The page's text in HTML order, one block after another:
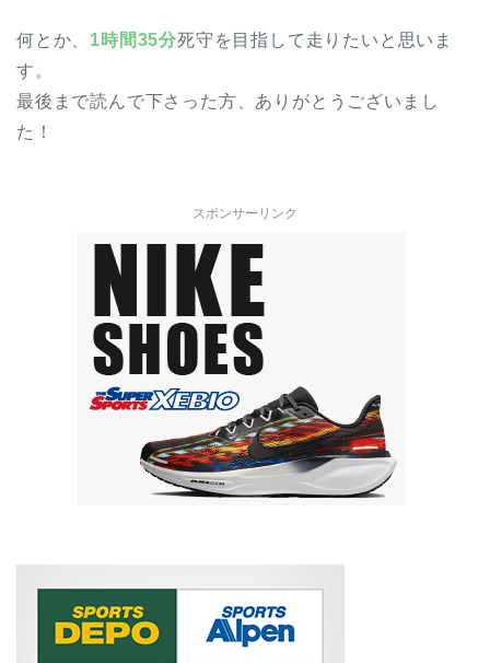
何とか、 1時間35分死守を目指して走りたいと思いま
す。
最後まで読んで下さった方、ありがとうございまし
た！
スポンサーリンク